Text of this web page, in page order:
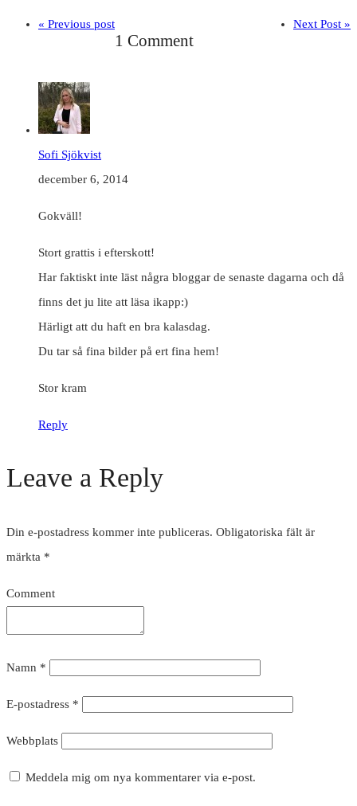
« Previous post Next Post »
1 Comment
Sofi Sjökvist
december 6, 2014
Gokväll!
Stort grattis i efterskott!
Har faktiskt inte läst några bloggar de senaste dagarna och då
finns det ju lite att läsa ikapp:)
Härligt att du haft en bra kalasdag.
Du tar så fina bilder på ert fina hem!
Stor kram
Reply
Leave a Reply
Din e-postadress kommer inte publiceras. Obligatoriska fält är
märkta *
Comment
Namn *
E-postadress *
Webbplats
Meddela mig om nya kommentarer via e-post.